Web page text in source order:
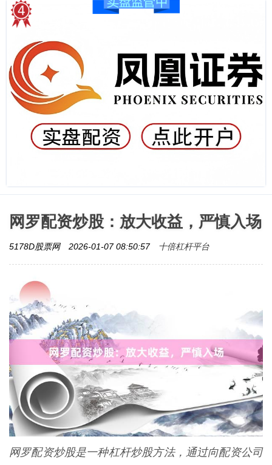
网罗配资炒股：放大收益，严慎入场
5178D股票网 2026-01-07 08:50:57 十倍杠杆平台
网罗配资炒股是一种杠杆炒股方法，通过向配资公司